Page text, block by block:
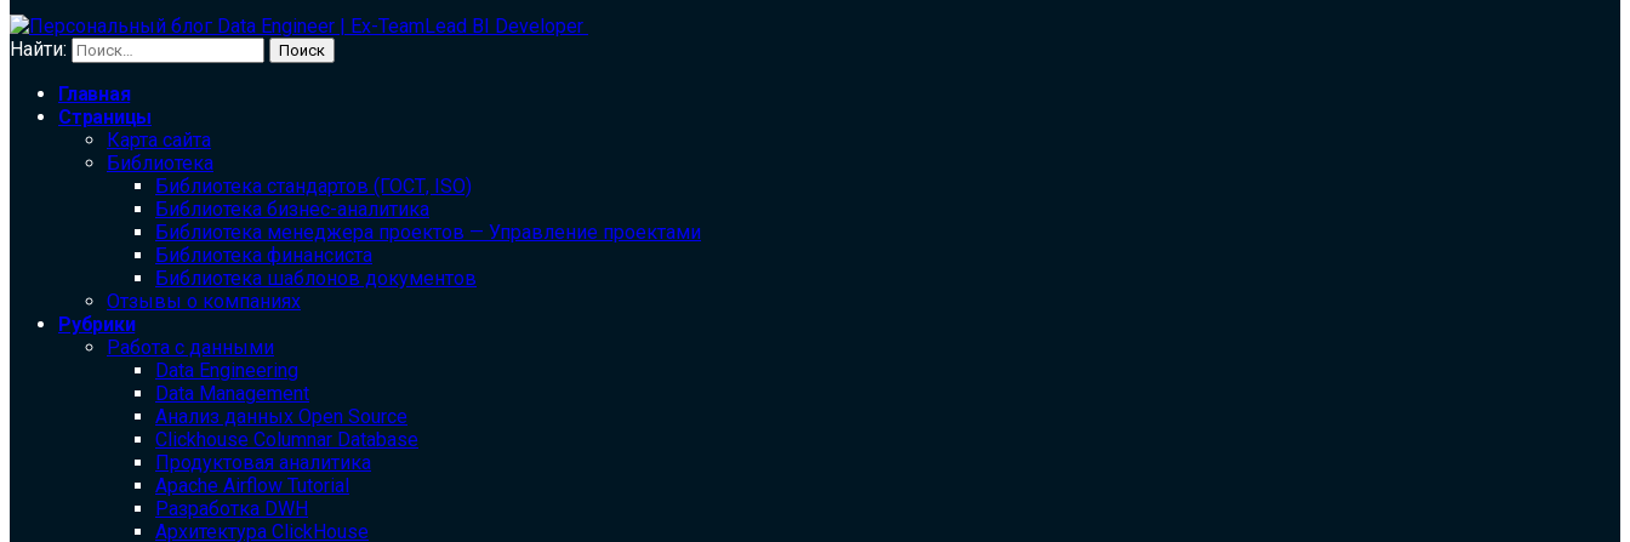
Найти:
Главная
Страницы
Карта сайта
Библиотека
Библиотека cтандартов (ГОСТ, ISO)
Библиотека бизнес-аналитика
Библиотека менеджера проектов — Управление проектами
Библиотека финансиста
Библиотека шаблонов документов
Отзывы о компаниях
Рубрики
Работа с данными
Data Engineering
Data Management
Анализ данных Open Source
Clickhouse Columnar Database
Продуктовая аналитика
Apache Airflow Tutorial
Разработка DWH
Архитектура ClickHouse